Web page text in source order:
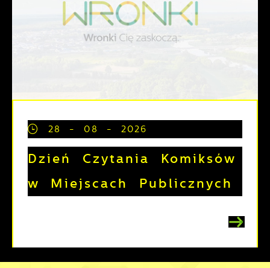
28 - 08 - 2026
Dzień Czytania Komiksów
w Miejscach Publicznych